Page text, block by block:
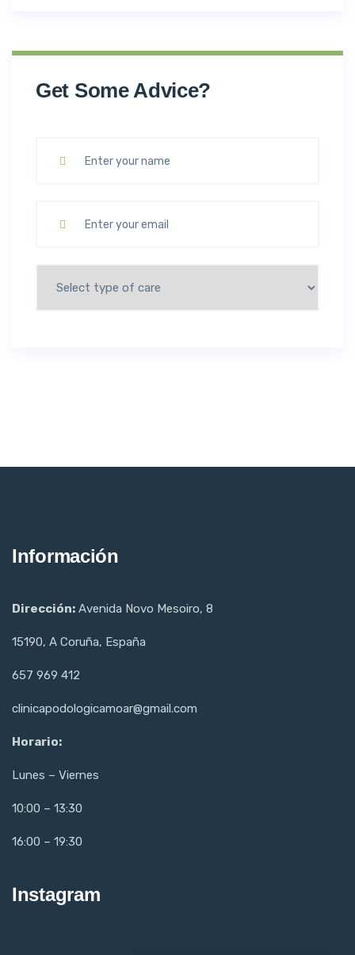
Get Some Advice?
Información
Dirección: Avenida Novo Mesoiro, 8
15190, A Coruña, España
657 969 412
clinicapodologicamoar@gmail.com
Horario:
Lunes – Viernes
10:00 – 13:30
16:00 – 19:30
Instagram